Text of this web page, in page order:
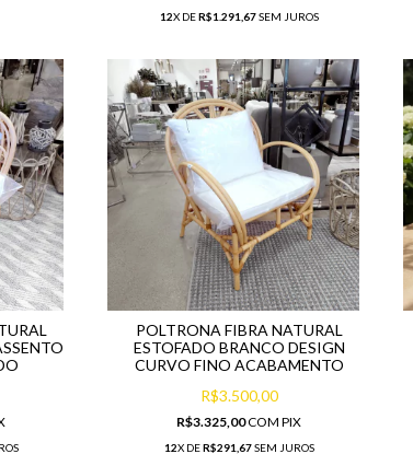
12X DER$1.291,67SEM JUROS
POLTRONA FIBRA NATURAL
ESTOFADO BRANCO DESIGN
CURVO FINO ACABAMENTO
R$3.500,00
R$3.325,00COM PIX
12X DER$291,67SEM JUROS